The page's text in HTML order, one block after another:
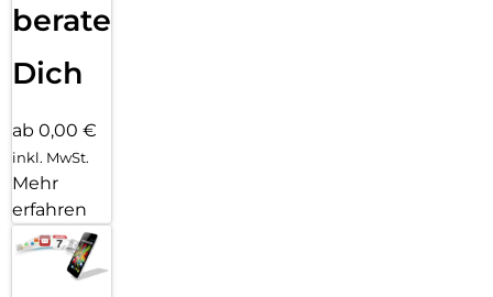
beraten
Dich
ab 0,00 €
inkl. MwSt.
Mehr
erfahren